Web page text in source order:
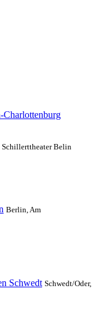
Charlottenburg
Schillerttheater Belin
Berlin, Am
Schwedt Schwedt/Oder,